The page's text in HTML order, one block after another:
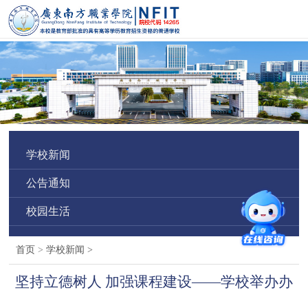
学校新闻
公告通知
校园生活
首页 >学校新闻 >
坚持立德树人 加强课程建设——学校举办办